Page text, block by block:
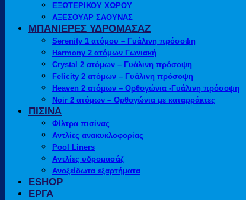
ΕΞΩΤΕΡΙΚΟΥ ΧΩΡΟΥ
ΑΞΕΣΟΥΑΡ ΣΑΟΥΝΑΣ
ΜΠΑΝΙΕΡΕΣ ΥΔΡΟΜΑΣΑΖ
Serenity 1 ατόμου – Γυάλινη πρόσοψη
Harmony 2 ατόμων Γωνιακή
Crystal 2 ατόμων – Γυάλινη πρόσοψη
Felicity 2 ατόμων – Γυάλινη πρόσοψη
Heaven 2 ατόμων – Ορθογώνια -Γυάλινη πρόσοψη
Noir 2 ατόμων – Ορθογώνια με καταρράκτες
ΠΙΣΙΝΑ
Φίλτρα πισίνας
Αντλίες ανακυκλοφορίας
Pool Liners
Αντλίες υδρομασάζ
Ανοξείδωτα εξαρτήματα
ESHOP
ΕΡΓΑ